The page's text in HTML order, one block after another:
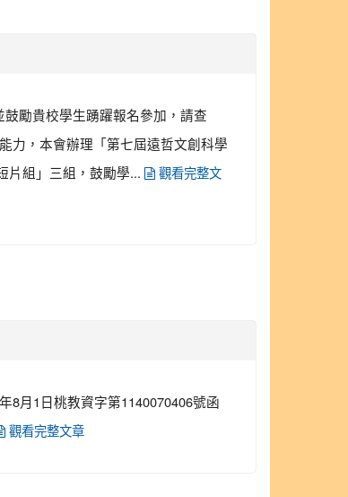
勵貴校學生踴躍報名參加，請查
力，本會辦理「第七屆遠哲文創科學
片組」三組，鼓勵學...
觀看完整文
8月1日桃教資字第1140070406號函
觀看完整文章